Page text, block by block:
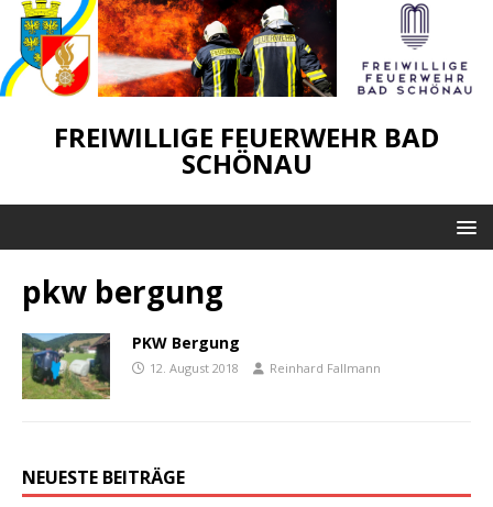
FREIWILLIGE FEUERWEHR BAD
SCHÖNAU
pkw bergung
PKW Bergung
12. August 2018 Reinhard Fallmann
NEUESTE BEITRÄGE